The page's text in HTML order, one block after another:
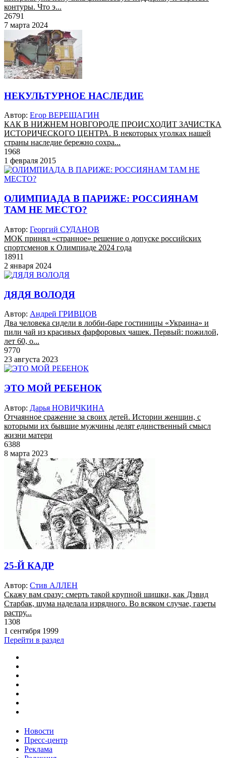
контуры. Что э...
26791
7 марта 2024
НЕКУЛЬТУРНОЕ НАСЛЕДИЕ
Автор: Егор ВЕРЕЩАГИН
КАК В НИЖНЕМ НОВГОРОДЕ ПРОИСХОДИТ ЗАЧИСТКА
ИСТОРИЧЕСКОГО ЦЕНТРА. В некоторых уголках нашей
страны наследие бережно сохра...
1968
1 февраля 2015
ОЛИМПИАДА В ПАРИЖЕ: РОССИЯНАМ
ТАМ НЕ МЕСТО?
Автор: Георгий СУДАНОВ
МОК принял «странное» решение о допуске российских
спортсменов к Олимпиаде 2024 года
18911
2 января 2024
ДЯДЯ ВОЛОДЯ
Автор: Андрей ГРИВЦОВ
Два человека сидели в лобби-баре гостиницы «Украина» и
пили чай из красивых фарфоровых чашек. Первый: пожилой,
лет 60, о...
9770
23 августа 2023
ЭТО МОЙ РЕБЕНОК
Автор: Дарья НОВИЧКИНА
Отчаянное сражение за своих детей. Истории женщин, с
которыми их бывшие мужчины делят единственный смысл
жизни матери
6388
8 марта 2023
25-Й КАДР
Автор: Стив АЛЛЕН
Скажу вам сразу: смерть такой крупной шишки, как Дэвид
Старбак, шума наделала изрядного. Во всяком случае, газеты
растру...
1308
1 сентября 1999
Перейти в раздел
Новости
Пресс-центр
Реклама